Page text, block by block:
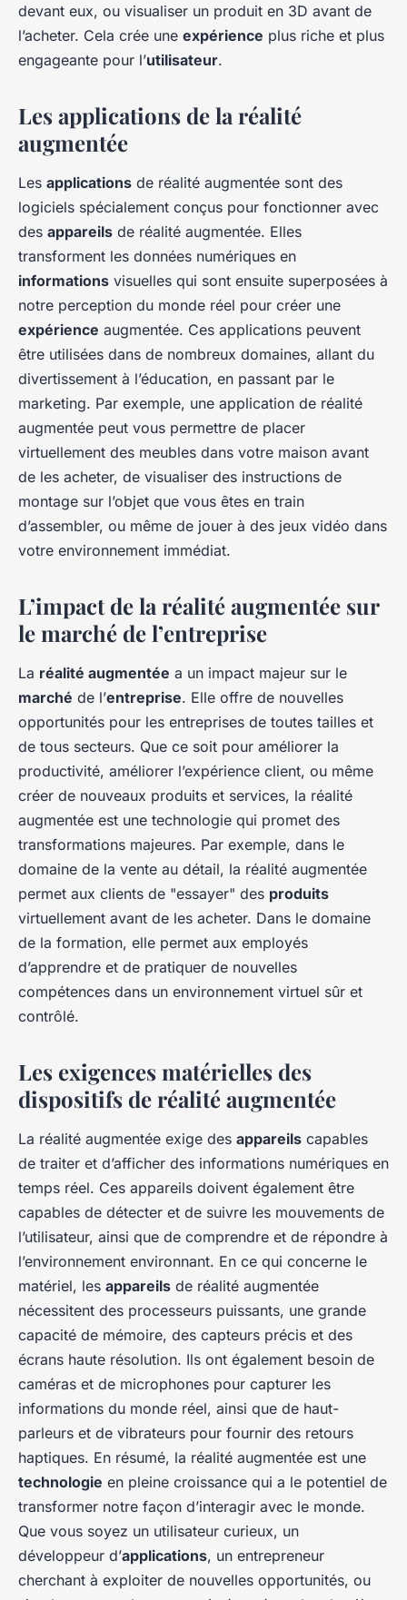
devant eux, ou visualiser un produit en 3D avant de
l’acheter. Cela crée une expérience plus riche et plus
engageante pour l’utilisateur.
Les applications de la réalité
augmentée
Les applications de réalité augmentée sont des
logiciels spécialement conçus pour fonctionner avec
des appareils de réalité augmentée. Elles
transforment les données numériques en
informations visuelles qui sont ensuite superposées à
notre perception du monde réel pour créer une
expérience augmentée. Ces applications peuvent
être utilisées dans de nombreux domaines, allant du
divertissement à l’éducation, en passant par le
marketing. Par exemple, une application de réalité
augmentée peut vous permettre de placer
virtuellement des meubles dans votre maison avant
de les acheter, de visualiser des instructions de
montage sur l’objet que vous êtes en train
d’assembler, ou même de jouer à des jeux vidéo dans
votre environnement immédiat.
L’impact de la réalité augmentée sur
le marché de l’entreprise
La réalité augmentée a un impact majeur sur le
marché de l’entreprise. Elle offre de nouvelles
opportunités pour les entreprises de toutes tailles et
de tous secteurs. Que ce soit pour améliorer la
productivité, améliorer l’expérience client, ou même
créer de nouveaux produits et services, la réalité
augmentée est une technologie qui promet des
transformations majeures. Par exemple, dans le
domaine de la vente au détail, la réalité augmentée
permet aux clients de "essayer" des produits
virtuellement avant de les acheter. Dans le domaine
de la formation, elle permet aux employés
d’apprendre et de pratiquer de nouvelles
compétences dans un environnement virtuel sûr et
contrôlé.
Les exigences matérielles des
dispositifs de réalité augmentée
La réalité augmentée exige des appareils capables
de traiter et d’afficher des informations numériques en
temps réel. Ces appareils doivent également être
capables de détecter et de suivre les mouvements de
l’utilisateur, ainsi que de comprendre et de répondre à
l’environnement environnant. En ce qui concerne le
matériel, les appareils de réalité augmentée
nécessitent des processeurs puissants, une grande
capacité de mémoire, des capteurs précis et des
écrans haute résolution. Ils ont également besoin de
caméras et de microphones pour capturer les
informations du monde réel, ainsi que de haut-
parleurs et de vibrateurs pour fournir des retours
haptiques. En résumé, la réalité augmentée est une
technologie en pleine croissance qui a le potentiel de
transformer notre façon d’interagir avec le monde.
Que vous soyez un utilisateur curieux, un
développeur d’applications, un entrepreneur
cherchant à exploiter de nouvelles opportunités, ou